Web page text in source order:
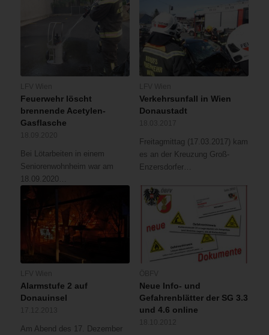
Feuerwehr löscht
brennende Acetylen-
Gasflasche
Bei Lötarbeiten in einem
Seniorenwohnheim war am
18.09.2020…
Verkehrsunfall in Wien
Donaustadt
Freitagmittag (17.03.2017) kam
es an der Kreuzung Groß-
Enzersdorfer…
Alarmstufe 2 auf
Donauinsel
Am Abend des 17. Dezember
Neue Info- und
Gefahrenblätter der SG 3.3
und 4.6 online